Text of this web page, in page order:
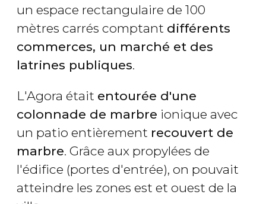
un espace rectangulaire de 100
mètres carrés comptant différents
commerces, un marché et des
latrines publiques.
L'Agora était entourée d'une
colonnade de marbre ionique avec
un patio entièrement recouvert de
marbre. Grâce aux propylées de
l'édifice (portes d'entrée), on pouvait
atteindre les zones est et ouest de la